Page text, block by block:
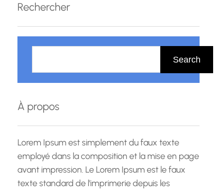
Rechercher
h
r
c
h
Search
À propos
Lorem Ipsum est simplement du faux texte
employé dans la composition et la mise en page
avant impression. Le Lorem Ipsum est le faux
texte standard de l'imprimerie depuis les